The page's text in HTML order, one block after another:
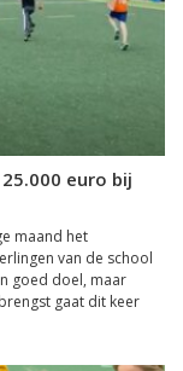
euro bij
maand het
van de school
goed doel, maar
gaat dit keer